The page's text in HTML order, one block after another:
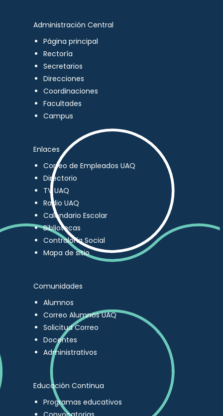
Administración Central
Página principal
Rectoría
Secretarios
Direcciones
Coordinaciones
Facultades
Campus
Enlaces
Correo de Empleados UAQ
Directorio
TV UAQ
Radio UAQ
Calendario Escolar
Bibliotecas
Contraloría Social
Mapa de sitio
Comunidades
Alumnos
Correo Alumnos UAQ
Solicitud Correo
Docentes
Administrativos
Educación Continua
Programas educativos